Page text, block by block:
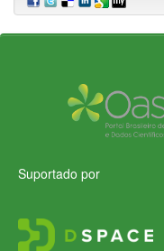
Suportado por